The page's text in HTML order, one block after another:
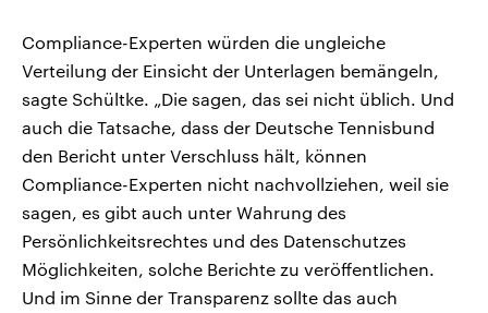
Compliance-Experten würden die ungleiche
Verteilung der Einsicht der Unterlagen bemängeln,
sagte Schültke. „Die sagen, das sei nicht üblich. Und
auch die Tatsache, dass der Deutsche Tennisbund
den Bericht unter Verschluss hält, können
Compliance-Experten nicht nachvollziehen, weil sie
sagen, es gibt auch unter Wahrung des
Persönlichkeitsrechtes und des Datenschutzes
Möglichkeiten, solche Berichte zu veröffentlichen.
Und im Sinne der Transparenz sollte das auch